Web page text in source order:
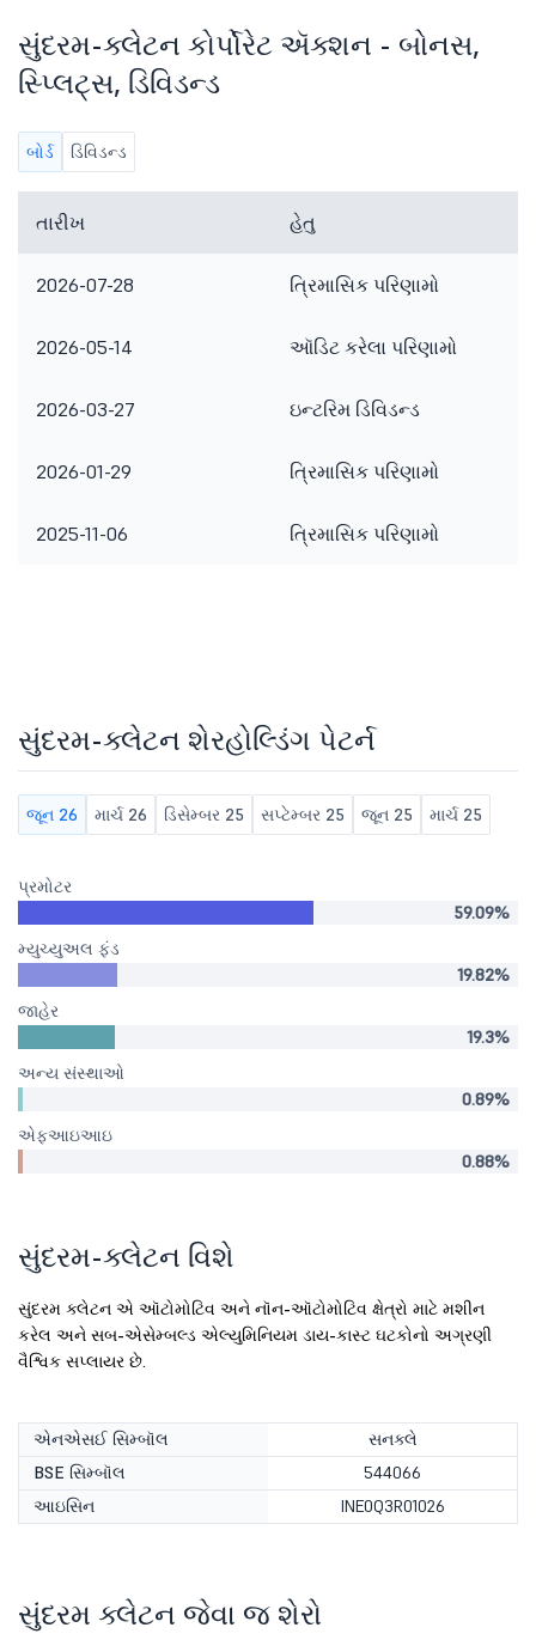
સુંદરમ-ક્લેટન કોર્પોરેટ ઍક્શન - બોનસ,
સ્પ્લિટ્સ, ડિવિડન્ડ
બોર્ડ ડિવિડન્ડ
તારીખ હેતુ
2026-07-28 ત્રિમાસિક પરિણામો
2026-05-14 ઑડિટ કરેલા પરિણામો
2026-03-27 ઇન્ટરિમ ડિવિડન્ડ
2026-01-29 ત્રિમાસિક પરિણામો
2025-11-06 ત્રિમાસિક પરિણામો
સુંદરમ-ક્લેટન શેરહોલ્ડિંગ પેટર્ન
જૂન 26 માર્ચ 26 ડિસેમ્બર 25 સપ્ટેમ્બર 25 જૂન 25 માર્ચ 25
પ્રમોટર
59.09%
મ્યુચ્યુઅલ ફંડ
19.82%
જાહેર
19.3%
અન્ય સંસ્થાઓ
0.89%
એફઆઇઆઇ
0.88%
સુંદરમ-ક્લેટન વિશે
સુંદરમ ક્લેટન એ ઑટોમોટિવ અને નૉન-ઑટોમોટિવ ક્ષેત્રો માટે મશીન
કરેલ અને સબ-એસેમ્બલ્ડ એલ્યુમિનિયમ ડાય-કાસ્ટ ઘટકોનો અગ્રણી
વૈશ્વિક સપ્લાયર છે.
એનએસઈ સિમ્બૉલ
સનક્લે
BSE સિમ્બૉલ
544066
આઇસિન
INE0Q3R01026
સુંદરમ ક્લેટન જેવા જ શેરો